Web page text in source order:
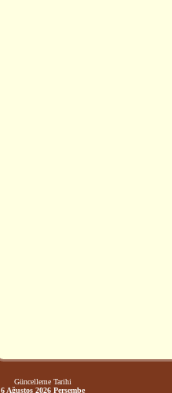
Güncelleme Tarihi
6 Ağustos 2026 Perşembe